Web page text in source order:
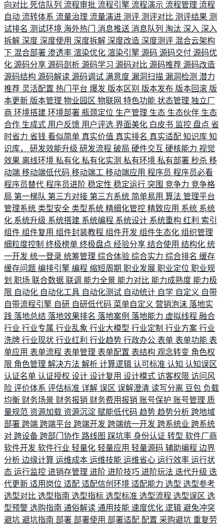
向对比 死信队列 流程审批 流程引擎 流程演示 流程管理 流程
自动 流转体系 流量治理 流量演进 测评 测评对比 测评结果 测
试排名 测试环境 海外热门 消息推送 消息队列 淘汰 深入 深入
拆解 深度 深度使用 深度拆解 深度改造 深度测评 混合云架构
下 混合部署 渗透率 渲染优化 渲染引擎 源码 源码交付 源码优
化 源码分享 源码剖析 源码学习 源码对比 源码推荐 源码改造
源码结构 源码解读 源码调试 满意度 漏洞扫描 漏洞检测 潜力
推荐 灵活配置 热门平台 爆发 版本区别 版本发布 版本回滚 版
本更新 版本管理 物业园区 物联网 特色功能 状态管理 独立厂
商 环境搭建 环境部署 瓶颈定位 生产管理 生态 生态伙伴 生态
合作 生成式 用户反馈 用户评选 界面美化 白皮书 监控 盘点 省
时省力 省钱 看似简单 真实价值 真实排名 真实适配 知识库 知
识库， 研发效能升级 研发流程 破局 硬件交互 硬核能力 视觉
效果 离线环境 私有化 私有化实测 私有环境 私有部署 秒杀 移
动端 移动端低代码 移动端工 移动端应用 程序员 程序员必看
程序员替代 程序员进阶 稳定性 稳定运行 突围 竞争力 竞争格
局 第一梯队 第三方对接 第三方系统 简单易用 算法 管理平台
管理系统 类型安全 类型系统 精细化管控 精致应用 系统 系统
化 系统升级 系统搭建 系统编程 系统设计 系统重构 红利 索引
组件 组件复用 组件封装教程 组件开发 组件生态化 组织管理
细粒度控制 终极榜单 终极盘点 经验分享 结合使用 结构化 统
一开发 统一登录 统筹管理 综合体验 综合实力 综合排名 缓存
缓存问题 编排引擎 编程 缩短周期 职业发展 职业定位 职业规
划 职场 联合数据 联调 能力全景 能力对比 能力成熟度 能力极
限 自动化 自动化工具 自动化测试 自动统计 自学 自定义 自带
自带流程引擎 自研 自研低代码 菜单自定义 营销泡沫 落地实
践 落地总结 落地效果排名 落地案例 落地能力 虚拟线程 融合
行业 行业专属 行业乱象 行业大模型 行业定制 行业方案 行业
洗牌 行业现状 行业红利 行业趋势 行政办公 表单 表单功能 表
单应用 表单流程 表单管理 表单配置 表结构 观念转变 角色权
限 角色管理 解决方法 解析 计算逻辑 认可标准 认知 认知误区
认证名单 认证授权 设计 设计复用 设计模式 访客权限 访问风
险 评价体系 评估标准 详解 误区 误解澄清 读写分离 豆包 负载
均衡 财务场景 财务报销 财务费用报销 账号保护 账号管理 质
量规范 资源加载 资源沉淀 赋能低代码 趋势 趋势分析 跨地域
部署 跨端 跨端平台 跨端开发 跨端统一开发 跨系统业 跨系统
对 跨设备 跨部门协作 路线图 踩坑率 身份认证 转型 软件厂商
软件开发 软件行业 轻量化 轻量应用 轻量源码 辅助编程 边界
分析 边缘计算 运维成本 运维技能 运维省心 运行效率 运行状
态 运行监控 进销存管理 进阶 进阶技巧 进阶玩法 迭代升级 迭
代更新 适用岗位 适配 适配信创环境 适配能力 选型 选型参考
选型对比 选型指南 选型指标 选型标准 选型流程 选型误区 选
型预警 选购指南 通俗解读 通用技能 速度优化 逻辑 避免冲突
避坑 避坑指南 部署 部署使用 部署适配 配置 采购避坑 重复劳